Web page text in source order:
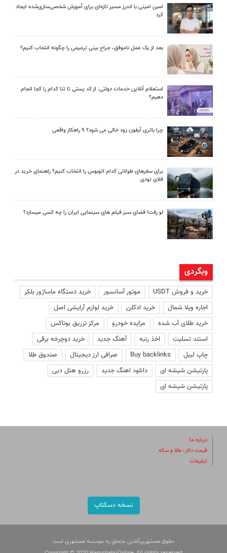
امین امینی با اندرز مسیر تازه‌ای برای آموزش شخصی‌سازی‌شده ایجاد
کرد
بعد از یک عمل ناموفق، جراح بینی ترمیمی را چگونه انتخاب کنیم؟
استعلام آنلاین خدمات دولتی: از کد پستی تا ثنا کدام را کجا انجام
دهیم؟
چرا باتری آیفون زود خالی می شود؟ ۹ راهکار واقعی
برای سفرهای طولانی کدام اتوبوس را انتخاب کنیم؟ راهنمای خرید در
فلای تودی
لو رفت! فضای سبز فیلم های سینمایی ایران را چه کسی میسازد؟
وبگردی
خرید و فروش USDT موتور آسانسور
خرید دستگاه ماساژور بلکر
اجاره ویلا شمال
خرید ادکلن
خرید لوازم آرایشی اصل
خرید طلای آب شده
مزایده خودرو
مرکز تزریق بوتاکس
استند تسلیت
اخذ رتبه آهنگ جدید
خرید دوچرخه برقی
چاپ لیبل
Buy backlinks صرافی ارز دیجیتال
صندوق طلا
پارتیشن شیشه ای
دانلود اهنگ جدید
رزرو هتل دبی
پارتیشن شیشه ای
درباره ما
قیمت دلار، طلا و سکه
تبلیغات
نسخه دسکتاپ
حقوق همشهری‌آنلاین متعلق به موسسه همشهری است